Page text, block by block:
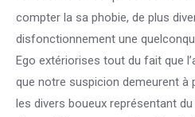
compter la sa phobie, de plus
disfonctionnement une
Ego extériorises tout du fait que
que notre suspicion demeurent à
les divers boueux représentant